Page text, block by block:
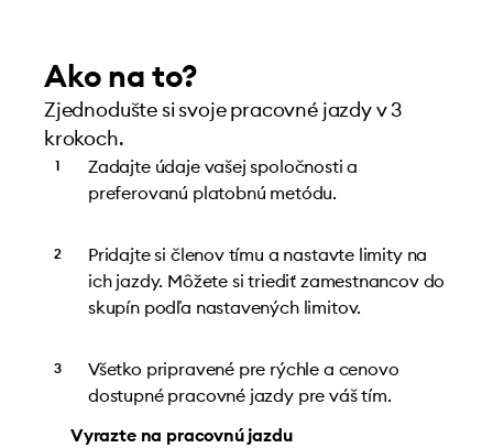
Ako na to?
Zjednodušte si svoje pracovné jazdy v 3
krokoch.
Zadajte údaje vašej spoločnosti a
preferovanú platobnú metódu.
Pridajte si členov tímu a nastavte limity na
ich jazdy. Môžete si triediť zamestnancov do
skupín podľa nastavených limitov.
Všetko pripravené pre rýchle a cenovo
dostupné pracovné jazdy pre váš tím.
Vyrazte na pracovnú jazdu